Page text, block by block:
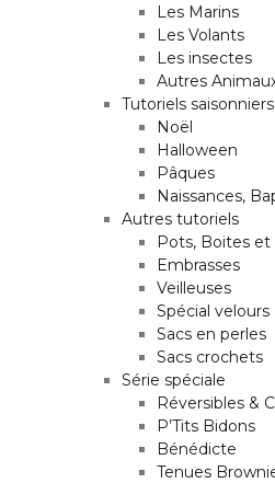
Les Marins
Les Volants
Les insectes
Autres
Tutoriels saisonniers
Noël
Halloween
Pâques
Naissances,
Autres tutoriels
Pots, Boites
Embrasses
Veilleuses
Spécial velours
Sacs en perles
Sacs crochets
Série spéciale
Réversibles &
P’Tits Bidons
Bénédicte
Tenues